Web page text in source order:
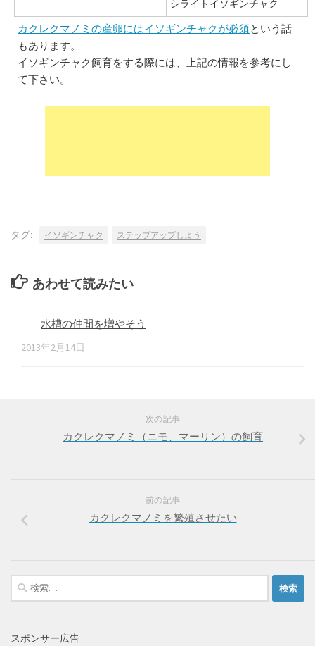
シライトイソギンチャク
カクレクマノミの産卵にはイソギンチャクが必須という話
もあります。
イソギンチャク飼育をする際には、上記の情報を参考にし
て下さい。
タグ: イソギンチャク ステップアップしよう
あわせて読みたい
水槽の仲間を増やそう
2013年2月14日
次の記事
カクレクマノミ（ニモ、マーリン）の飼育
前の記事
カクレクマノミを繁殖させたい
検
索:
スポンサー広告